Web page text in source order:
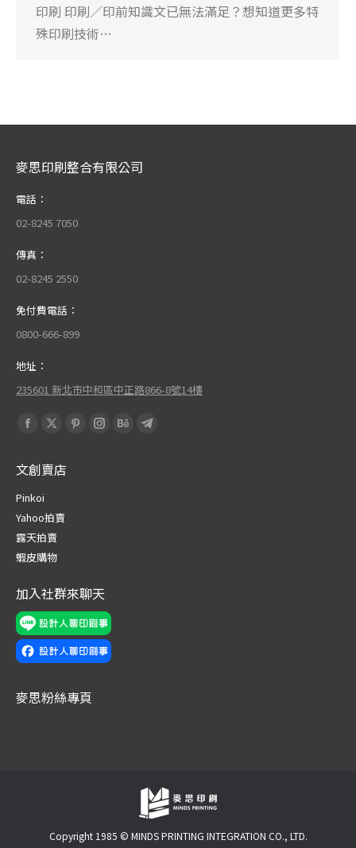
印刷 印刷／印前知識文已無法滿足？想知道更多特
殊印刷技術…
麥思印刷整合有限公司
電話：
02-8245 7050
傳真：
02-8245 2550
免付費電話：
0800-666-899
地址：
235601 新北市中和區中正路866-8號14樓
Find us on:
Facebook
opens
in
new
window
X
opens
new
window
PinterestInstagram
BehanceTelegram
文創賣店
Pinkoi
Yahoo拍賣
露天拍賣
蝦皮購物
加入社群來聊天
麥思粉絲專頁
Copyright 1985 © MINDS PRINTING INTEGRATION CO., LTD.